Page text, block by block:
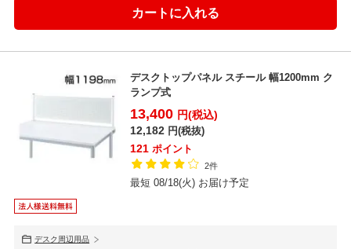
デスクトップパネル スチール 幅1200mm ク
ランプ式
13,400 円(税込)
12,182 円(税抜)
121 ポイント
2件
最短 08/18(火) お届け予定
デスク周辺用品